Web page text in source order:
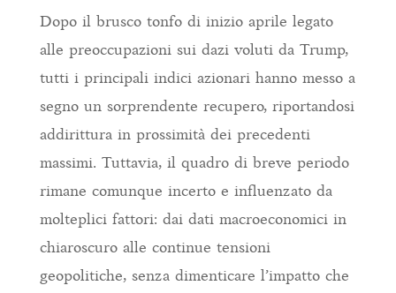
Dopo il brusco tonfo di inizio aprile legato
alle preoccupazioni sui dazi voluti da Trump,
tutti i principali indici azionari hanno messo a
segno un sorprendente recupero, riportandosi
addirittura in prossimità dei precedenti
massimi. Tuttavia, il quadro di breve periodo
rimane comunque incerto e influenzato da
molteplici fattori: dai dati macroeconomici in
chiaroscuro alle continue tensioni
geopolitiche, senza dimenticare l’impatto che